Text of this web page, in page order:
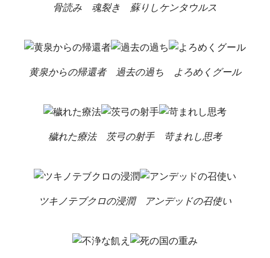
骨読み 魂裂き 蘇りしケンタウルス
黄泉からの帰還者 過去の過ち よろめくグール
穢れた療法 茨弓の射手 苛まれし思考
ツキノテブクロの浸潤 アンデッドの召使い